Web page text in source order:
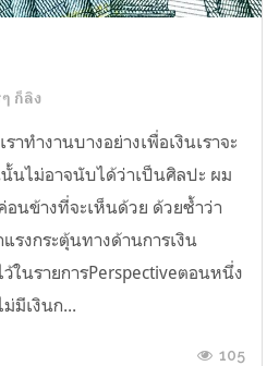
ก็ลิง
าทำงานบางอย่างเพื่อเงินเราจะ
นไม่อาจนับได้ว่าเป็นศิลปะ ผม
นข้างที่จะเห็นด้วย ด้วยซ้ำว่า
รงกระตุ้นทางด้านการเงิน
ว้ในรายการPerspectiveตอนหนึ่ง
มีเงินก...
105